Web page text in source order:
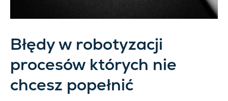
Błędy w robotyzacji
procesów których nie
chcesz popełnić